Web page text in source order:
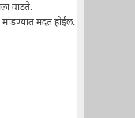
वाटते.
मदत होईल.